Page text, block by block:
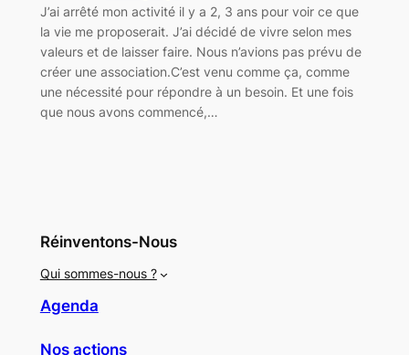
J’ai arrêté mon activité il y a 2, 3 ans pour voir ce que
la vie me proposerait. J’ai décidé de vivre selon mes
valeurs et de laisser faire. Nous n’avions pas prévu de
créer une association.C’est venu comme ça, comme
une nécessité pour répondre à un besoin. Et une fois
que nous avons commencé,…
Réinventons-Nous
Qui sommes-nous ?
Agenda
Nos actions